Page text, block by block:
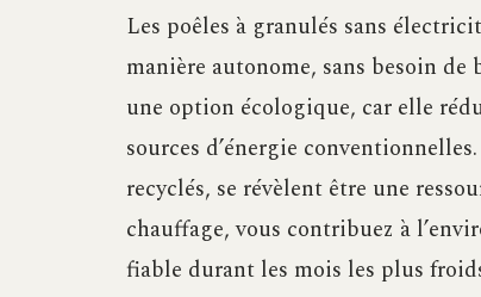
Les poêles à granulés sans
manière autonome, sans besoin
une option écologique, car elle
sources d’énergie
recyclés, se révèlent être une
chauffage, vous contribuez à
fiable durant les mois les plus